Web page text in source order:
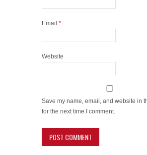
Email *
Website
Save my name, email, and website in
for the next time I comment.